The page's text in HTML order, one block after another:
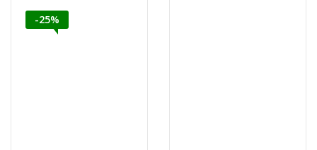
-25%